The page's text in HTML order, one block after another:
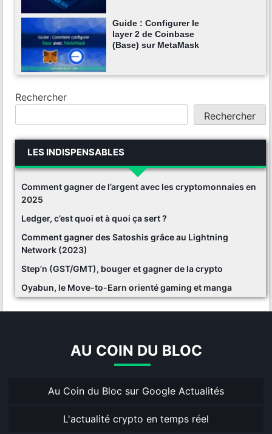
Guide : Configurer le
layer 2 de Coinbase
(Base) sur MetaMask
Rechercher
Rechercher
LES INDISPENSABLES
Comment gagner de l’argent avec les cryptomonnaies en
2025
Ledger, c’est quoi et à quoi ça sert ?
Comment gagner des Satoshis grâce au Lightning
Network (2023)
Step’n (GST/GMT), bouger et gagner de la crypto
Oyabun, le Move-to-Earn orienté gaming et manga
AU COIN DU BLOC
Au Coin du Bloc sur Google Actualités
L'actualité crypto en temps réel